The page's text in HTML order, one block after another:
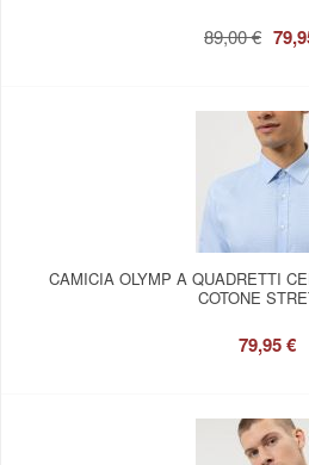
89,00 €
CAMICIA OLYMP A QUADRETTI
COTONE
79,95 €